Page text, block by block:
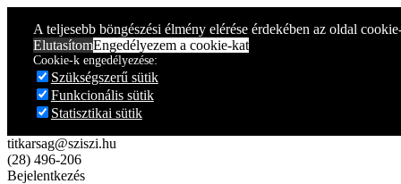
A teljesebb böngészési élmény elérése érdekében az oldal
ElutasítomEngedélyezem a cookie-kat
Cookie-k engedélyezése:
Szükségszerű sütik
Funkcionális sütik
Statisztikai sütik
titkarsag@sziszi.hu
(28) 496-206
Bejelentkezés